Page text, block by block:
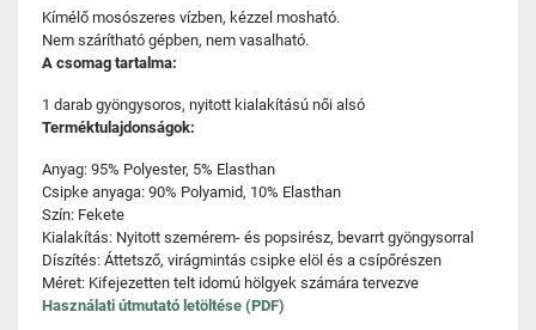
Kímélő mosószeres vízben, kézzel mosható.
Nem szárítható gépben, nem vasalható.
A csomag tartalma:
1 darab gyöngysoros, nyitott kialakítású női alsó
Terméktulajdonságok:
Anyag: 95% Polyester, 5% Elasthan
Csipke anyaga: 90% Polyamid, 10% Elasthan
Szín: Fekete
Kialakítás: Nyitott szemérem- és popsirész, bevarrt gyöngysorral
Díszítés: Áttetsző, virágmintás csipke elöl és a csípőrészen
Méret: Kifejezetten telt idomú hölgyek számára tervezve
Használati útmutató letöltése (PDF)